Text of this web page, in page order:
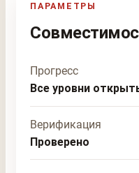
ПАРАМЕТРЫ
Прогресс
Все уровни
Верификация
Проверено